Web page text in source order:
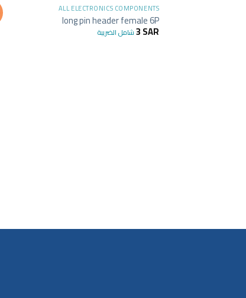
ALL ELECTRONICS COMPONENTS
long pin header female 6P
3SAR شامل الضريبة